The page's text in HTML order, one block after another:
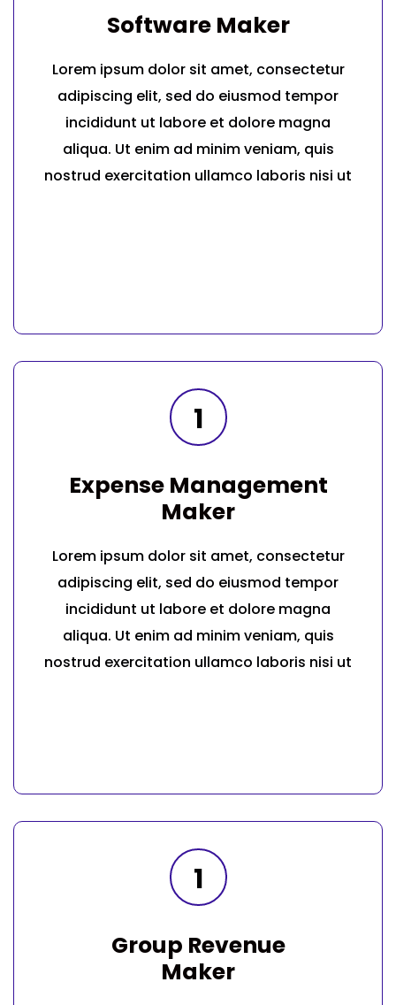
Software Maker
Lorem ipsum dolor sit amet, consectetur
adipiscing elit, sed do eiusmod tempor
incididunt ut labore et dolore magna
aliqua. Ut enim ad minim veniam, quis
nostrud exercitation ullamco laboris nisi ut
1
Expense Management
Maker
Lorem ipsum dolor sit amet, consectetur
adipiscing elit, sed do eiusmod tempor
incididunt ut labore et dolore magna
aliqua. Ut enim ad minim veniam, quis
nostrud exercitation ullamco laboris nisi ut
1
Group Revenue
Maker